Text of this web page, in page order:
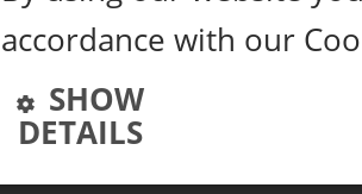
accordance with our
SHOW
DETAILS